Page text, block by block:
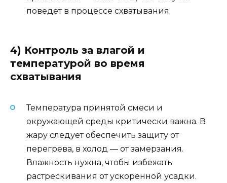
поведет в процессе схватывания.
4) Контроль за влагой и
температурой во время
схватывания
Температура принятой смеси и
окружающей среды критически важна. В
жару следует обеспечить защиту от
перегрева, в холод — от замерзания.
Влажность нужна, чтобы избежать
растрескивания от ускоренной усадки.